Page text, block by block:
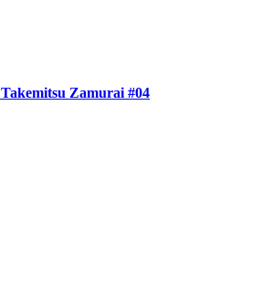
Takemitsu Zamurai #04